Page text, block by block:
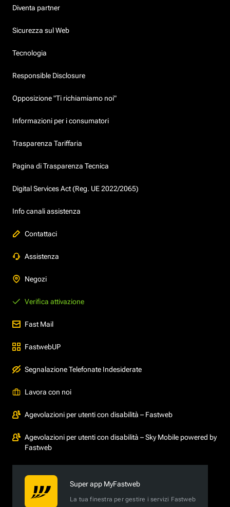
Diventa partner
Sicurezza sul Web
Tecnologia
Responsible Disclosure
Opposizione "Ti richiamiamo noi"
Informazioni per i consumatori
Trasparenza Tariffaria
Pagina di Trasparenza Tecnica
Digital Services Act (Reg. UE 2022/2065)
Info canali assistenza
Contattaci
Assistenza
Negozi
Verifica attivazione
Fast Mail
FastwebUP
Segnalazione Telefonate Indesiderate
Lavora con noi
Agevolazioni per utenti con disabilità – Fastweb
Agevolazioni per utenti con disabilità – Sky Mobile powered by
Fastweb
Super app MyFastweb
La tua finestra per gestire i servizi Fastweb